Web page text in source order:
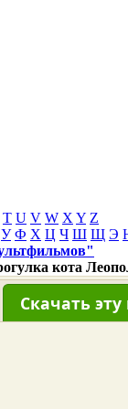
T U V W X Y Z
У Ф Х Ц Ч Ш Щ Э
кота
Скачать